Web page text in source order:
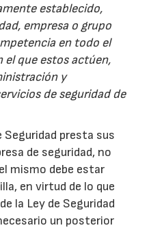
establecido,
empresa o grupo
en todo el
el que estos actúen,
y
de seguridad de
Seguridad presta sus
de seguridad, no
mismo debe estar
en virtud de lo que
la Ley de Seguridad
un posterior